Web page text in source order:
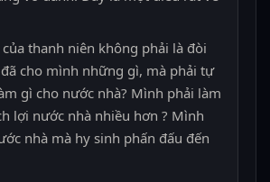
của thanh niên không phải là đòi
cho mình những gì, mà phải tự
gì cho nước nhà? Mình phải làm
lợi nước nhà nhiều hơn ? Mình
nhà mà hy sinh phấn đấu đến